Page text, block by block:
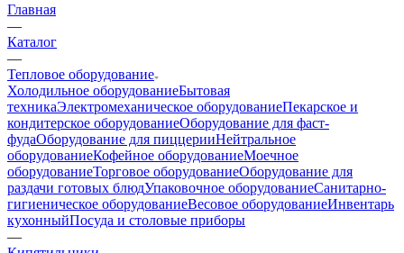
Главная
—
Каталог
—
Тепловое оборудование
Холодильное оборудованиеБытовая
техникаЭлектромеханическое оборудованиеПекарское и
кондитерское оборудованиеОборудование для фаст-
фудаОборудование для пиццерииНейтральное
оборудованиеКофейное оборудованиеМоечное
оборудованиеТорговое оборудованиеОборудование для
раздачи готовых блюдУпаковочное оборудованиеСанитарно-
гигиеническое оборудованиеВесовое оборудованиеИнвентарь
кухонныйПосуда и столовые приборы
—